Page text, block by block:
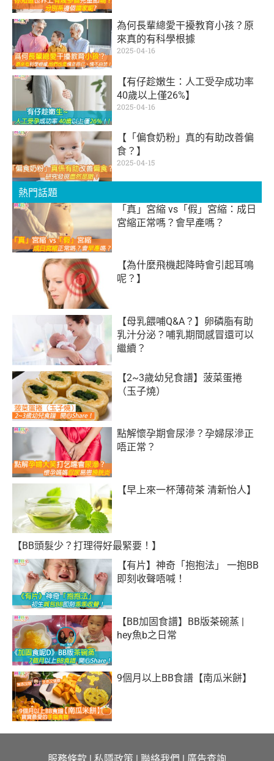
為何長輩總愛干擾教育小孩？原
來真的有科學根據
2025-04-16
【有仔趁嫩生：人工受孕成功率
40歲以上僅26%】
2025-04-16
【「偏食奶粉」真的有助改善偏
食？】
2025-04-15
熱門話題
「真」宮縮 vs「假」宮縮：成日
宮縮正常嗎？會早產嗎？
【為什麼飛機起降時會引起耳鳴
呢？】
【母乳餵哺Q&A？】卵磷脂有助
乳汁分泌？哺乳期間感冒還可以
繼續？
【2~3歲幼兒食譜】菠菜蛋捲
（玉子燒）
點解懷孕期會尿滲？孕婦尿滲正
唔正常？
【早上來一杯薄荷茶 清新怡人】
【BB頭髮少？打理得好最緊要！】
【有片】神奇「抱抱法」 一抱BB
即刻收聲唔喊！
【BB加固食譜】BB版茶碗蒸 |
hey魚b之日常
9個月以上BB食譜【南瓜米餅】